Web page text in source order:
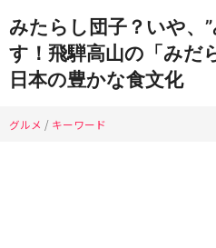
みたらし団子？いや、
す！飛騨高山の「みだ
日本の豊かな食文化
グルメ / キーワード